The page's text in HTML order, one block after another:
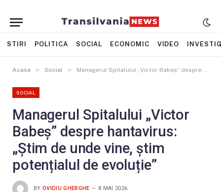
STIRI POLITICA SOCIAL ECONOMIC VIDEO
Acasa » Social » Managerul Spitalului „Victor Babeș” despre hantavirus: „Știm de unde vine, știm potențialul de evoluție”
SOCIAL
Managerul Spitalului „Victor
Babeș” despre hantavirus:
„Știm de unde vine, știm
potențialul de evoluție”
BY OVIDIU GHERGHE 8 MAI 2026